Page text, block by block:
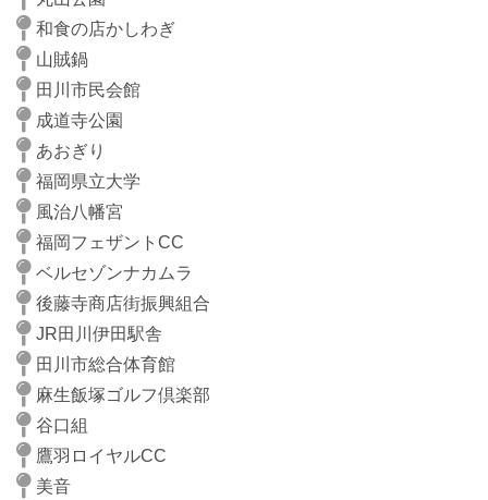
和食の店かしわぎ
山賊鍋
田川市民会館
成道寺公園
あおぎり
福岡県立大学
風治八幡宮
福岡フェザントCC
ベルセゾンナカムラ
後藤寺商店街振興組合
JR田川伊田駅舎
田川市総合体育館
麻生飯塚ゴルフ倶楽部
谷口組
鷹羽ロイヤルCC
美音